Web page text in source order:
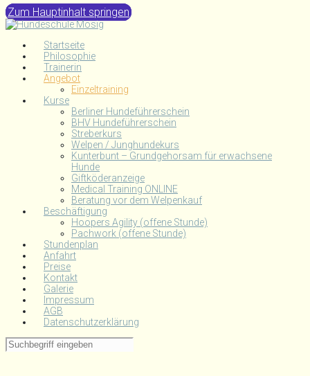
Zum Hauptinhalt springen
Startseite
Philosophie
Trainerin
Angebot
Einzeltraining
Kurse
Berliner Hundeführerschein
BHV Hundeführerschein
Streberkurs
Welpen / Junghundekurs
Kunterbunt – Grundgehorsam für erwachsene
Hunde
Giftköderanzeige
Medical Training ONLINE
Beratung vor dem Welpenkauf
Beschäftigung
Hoopers Agility (offene Stunde)
Pachwork (offene Stunde)
Stundenplan
Anfahrt
Preise
Kontakt
Galerie
Impressum
AGB
Datenschutzerklärung